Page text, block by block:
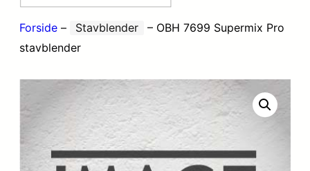
Forside – Stavblender – OBH 7699 Supermix Pro
stavblender